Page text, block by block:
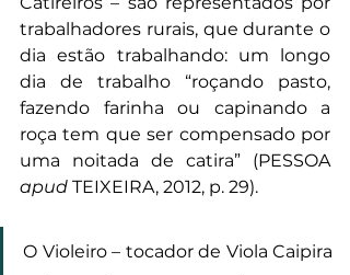
trabalhadores rurais, que durante o
dia estão trabalhando: um longo
dia de trabalho “roçando pasto,
fazendo farinha ou capinando a
roça tem que ser compensado por
uma noitada de catira” (PESSOA
apud TEIXEIRA, 2012, p. 29).
O Violeiro – tocador de Viola Caipira